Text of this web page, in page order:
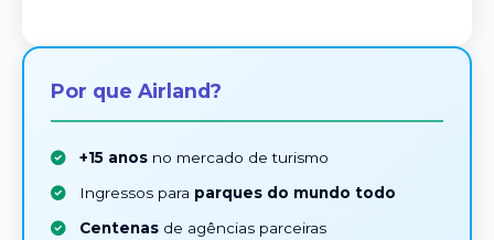
Por que Airland?
+15 anos no mercado de turismo
Ingressos para parques do mundo todo
Centenas de agências parceiras